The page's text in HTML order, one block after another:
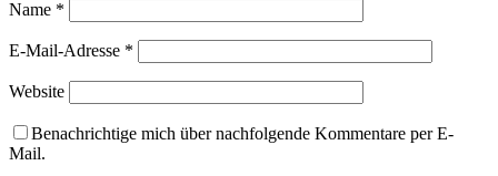
Name *
E-Mail-Adresse *
Website
Benachrichtige mich über nachfolgende Kommentare per E-
Mail.